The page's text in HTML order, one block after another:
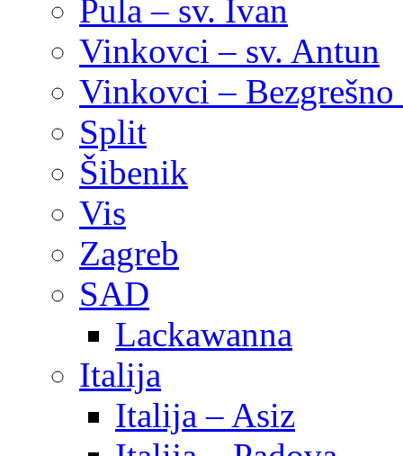
Pula – sv. Ivan
Vinkovci – sv. Antun
Vinkovci –
Split
Šibenik
Vis
Zagreb
SAD
Lackawanna
Italija
Italija – Asiz